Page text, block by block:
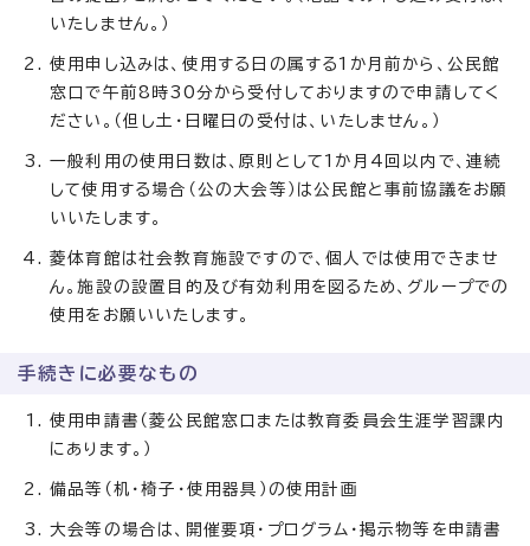
いたしません。）
使用申し込みは、使用する日の属する1か月前から、公民館
窓口で午前8時30分から受付しておりますので申請してく
ださい。（但し土・日曜日の受付は、いたしません。）
一般利用の使用日数は、原則として1か月4回以内で、連続
して使用する場合（公の大会等）は公民館と事前協議をお願
いいたします。
菱体育館は社会教育施設ですので、個人では使用できませ
ん。施設の設置目的及び有効利用を図るため、グループでの
使用をお願いいたします。
手続きに必要なもの
使用申請書（菱公民館窓口または教育委員会生涯学習課内
にあります。）
備品等（机・椅子・使用器具）の使用計画
大会等の場合は、開催要項・プログラム・掲示物等を申請書